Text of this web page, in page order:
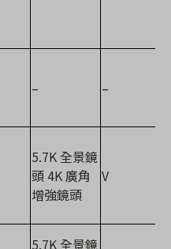
– –
5.7K 全景鏡
頭 4K 廣角
增強鏡頭
V
5.7K 全景鏡